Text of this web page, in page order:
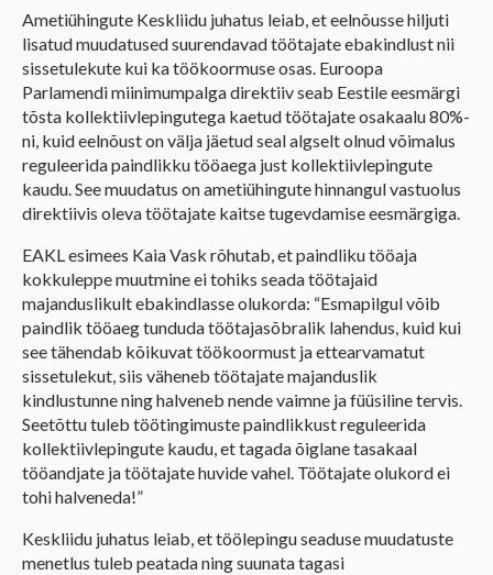
Ametiühingute Keskliidu juhatus leiab, et eelnõusse hiljuti
lisatud muudatused suurendavad töötajate ebakindlust nii
sissetulekute kui ka töökoormuse osas. Euroopa
Parlamendi miinimumpalga direktiiv seab Eestile eesmärgi
tõsta kollektiivlepingutega kaetud töötajate osakaalu 80%-
ni, kuid eelnõust on välja jäetud seal algselt olnud võimalus
reguleerida paindlikku tööaega just kollektiivlepingute
kaudu. See muudatus on ametiühingute hinnangul vastuolus
direktiivis oleva töötajate kaitse tugevdamise eesmärgiga.
EAKL esimees Kaia Vask rõhutab, et paindliku tööaja
kokkuleppe muutmine ei tohiks seada töötajaid
majanduslikult ebakindlasse olukorda: “Esmapilgul võib
paindlik tööaeg tunduda töötajasõbralik lahendus, kuid kui
see tähendab kõikuvat töökoormust ja ettearvamatut
sissetulekut, siis väheneb töötajate majanduslik
kindlustunne ning halveneb nende vaimne ja füüsiline tervis.
Seetõttu tuleb töötingimuste paindlikkust reguleerida
kollektiivlepingute kaudu, et tagada õiglane tasakaal
tööandjate ja töötajate huvide vahel. Töötajate olukord ei
tohi halveneda!”
Keskliidu juhatus leiab, et töölepingu seaduse muudatuste
menetlus tuleb peatada ning suunata tagasi